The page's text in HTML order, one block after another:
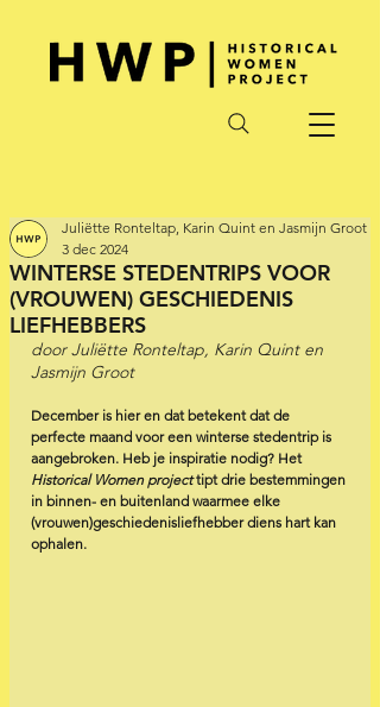
WINTERSE STEDENTRIPS VOOR
(VROUWEN) GESCHIEDENIS
LIEFHEBBERS
Juliëtte Ronteltap, Karin Quint en Jasmijn Groot
3 dec 2024
door Juliëtte Ronteltap, Karin Quint en
Jasmijn Groot
December is hier en dat betekent dat de
perfecte maand voor een winterse stedentrip is
aangebroken. Heb je inspiratie nodig? Het
Historical Women project tipt drie bestemmingen
in binnen- en buitenland waarmee elke
(vrouwen)geschiedenisliefhebber diens hart kan
ophalen.